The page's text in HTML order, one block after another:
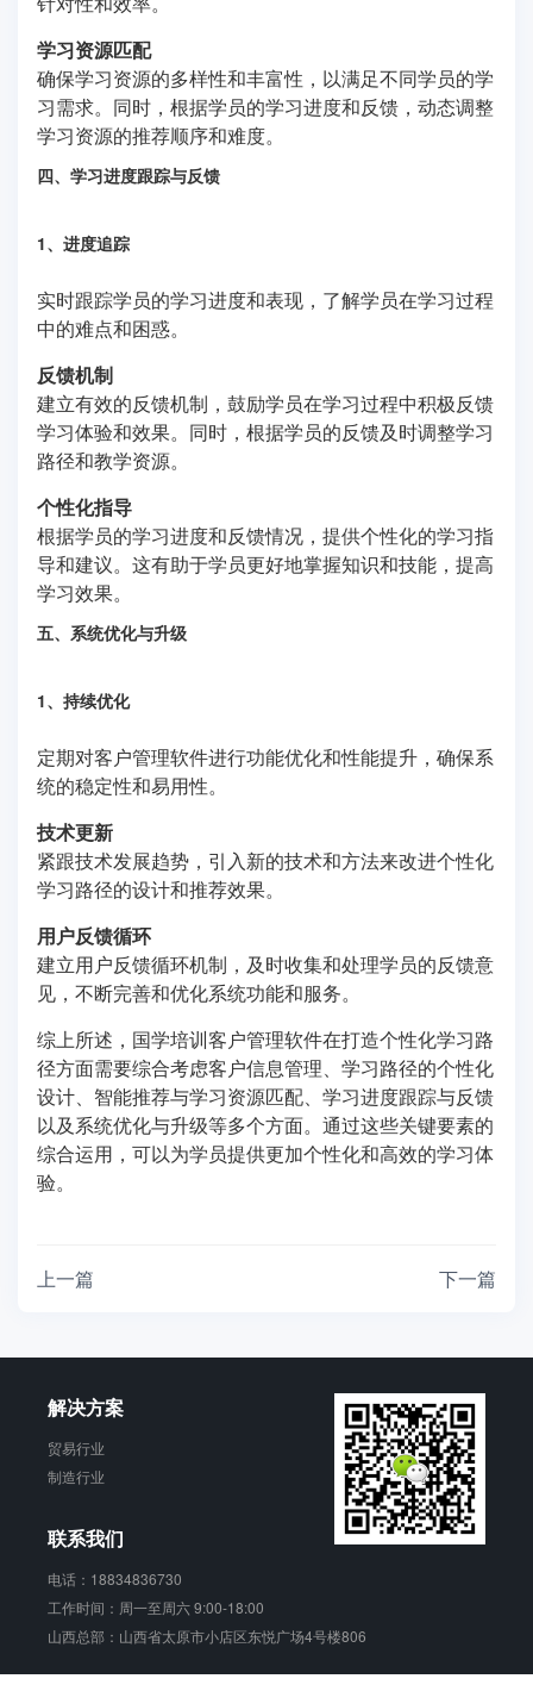
学习资源匹配
确保学习资源的多样性和丰富性，以满足不同学员的学
习需求。同时，根据学员的学习进度和反馈，动态调整
学习资源的推荐顺序和难度。
四、学习进度跟踪与反馈
1、进度追踪
实时跟踪学员的学习进度和表现，了解学员在学习过程
中的难点和困惑。
反馈机制
建立有效的反馈机制，鼓励学员在学习过程中积极反馈
学习体验和效果。同时，根据学员的反馈及时调整学习
路径和教学资源。
个性化指导
根据学员的学习进度和反馈情况，提供个性化的学习指
导和建议。这有助于学员更好地掌握知识和技能，提高
学习效果。
五、系统优化与升级
1、持续优化
定期对客户管理软件进行功能优化和性能提升，确保系
统的稳定性和易用性。
技术更新
紧跟技术发展趋势，引入新的技术和方法来改进个性化
学习路径的设计和推荐效果。
用户反馈循环
建立用户反馈循环机制，及时收集和处理学员的反馈意
见，不断完善和优化系统功能和服务。
综上所述，国学培训客户管理软件在打造个性化学习路
径方面需要综合考虑客户信息管理、学习路径的个性化
设计、智能推荐与学习资源匹配、学习进度跟踪与反馈
以及系统优化与升级等多个方面。通过这些关键要素的
综合运用，可以为学员提供更加个性化和高效的学习体
验。
上一篇 下一篇
解决方案
贸易行业
制造行业
联系我们
电话：18834836730
工作时间：周一至周六 9:00-18:00
山西总部：山西省太原市小店区东悦广场4号楼806